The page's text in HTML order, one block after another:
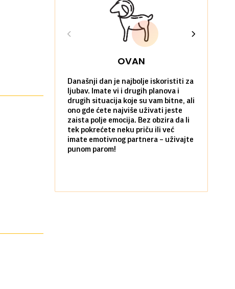
OVAN
Današnji dan je najbolje iskoristiti za
ljubav. Imate vi i drugih planova i
drugih situacija koje su vam bitne, ali
ono gde ćete najviše uživati jeste
zaista polje emocija. Bez obzira da li
tek pokrećete neku priču ili već
imate emotivnog partnera – uživajte
punom parom!